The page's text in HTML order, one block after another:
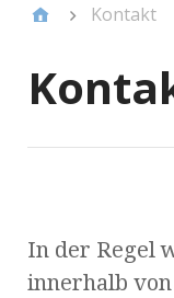
Kontakt
In der Regel
innerhalb